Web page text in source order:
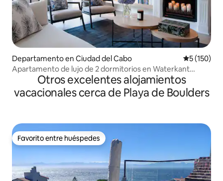
Departamento en Ciudad del Cabo
5 (150)
Apartamento de lujo de 2 dormitorios en Waterkant
Otros excelentes alojamientos
vacacionales cerca de Playa de Boulders
Favorito entre huéspedes
Favorito entre huéspedes